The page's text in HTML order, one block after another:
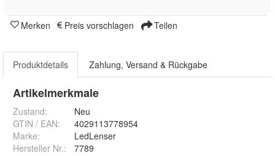
Merken Preis vorschlagen Teilen
Produktdetails Zahlung, Versand & Rückgabe
Artikelmerkmale
Zustand:
Neu
GTIN / EAN:
4029113778954
Marke:
LedLenser
Hersteller Nr.:
7789